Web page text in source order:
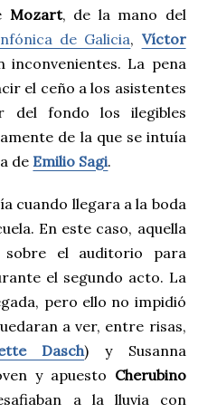
Mozart, de la mano del
de Galicia, Víctor
inconvenientes. La pena
el ceño a los asistentes
del fondo los ilegibles
de la que se intuía
de Emilio Sagi.
cuando llegara a la boda
En este caso, aquella
el auditorio para
el segundo acto. La
pero ello no impidió
a ver, entre risas,
Dasch) y Susanna
y apuesto Cherubino
a la lluvia con